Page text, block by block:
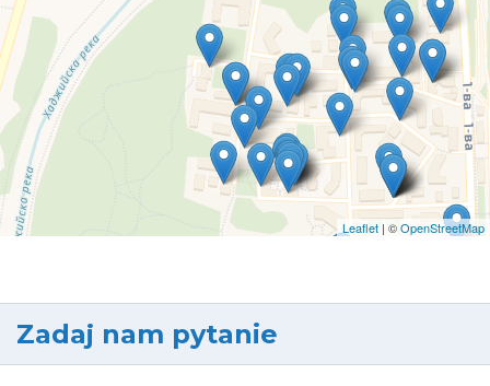
Leaflet | ©OpenStreetMap
Zadaj nam pytanie